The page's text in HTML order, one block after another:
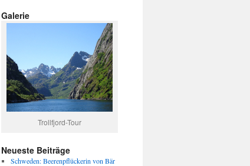
Galerie
Trollfjord-Tour
Neueste Beiträge
Schweden: Beerenpflückerin von Bär